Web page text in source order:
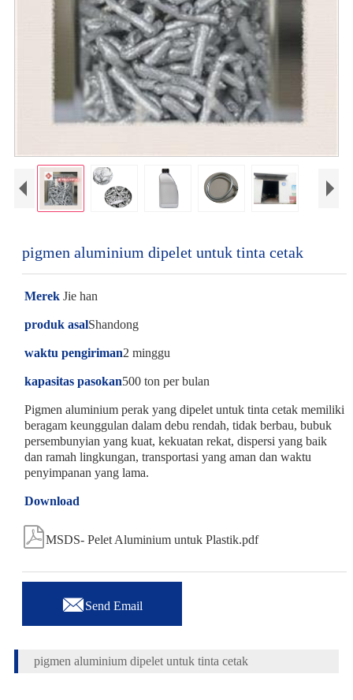
pigmen aluminium dipelet untuk tinta cetak
MerekJie han
produk asalShandong
waktu pengiriman2 minggu
kapasitas pasokan500 ton per bulan
Pigmen aluminium perak yang dipelet untuk tinta cetak memiliki
beragam keunggulan dalam debu rendah, tidak berbau, bubuk
persembunyian yang kuat, kekuatan rekat, dispersi yang baik
dan ramah lingkungan, transportasi yang aman dan waktu
penyimpanan yang lama.
Download
MSDS- Pelet Aluminium untuk Plastik.pdf
Send Email
pigmen aluminium dipelet untuk tinta cetak